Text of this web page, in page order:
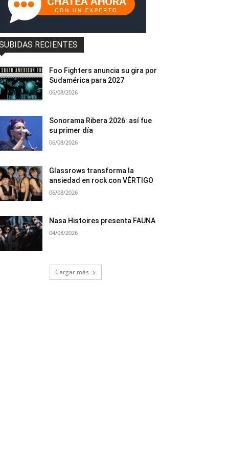
RECIENTES
Foo Fighters anuncia su gira por
Sudamérica para 2027
06/08/2026
Sonorama Ribera 2026: así fue
su primer día
06/08/2026
Glassrows transforma la
ansiedad en rock con VÉRTIGO
06/08/2026
Nasa Histoires presenta FAUNA
04/08/2026
Cargar más